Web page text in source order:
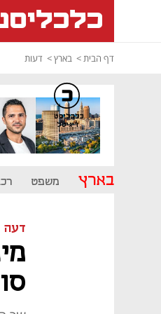
דף הבית בארץ דעות
בארץ משפט
כלכליסט
דיגיטל
דעה